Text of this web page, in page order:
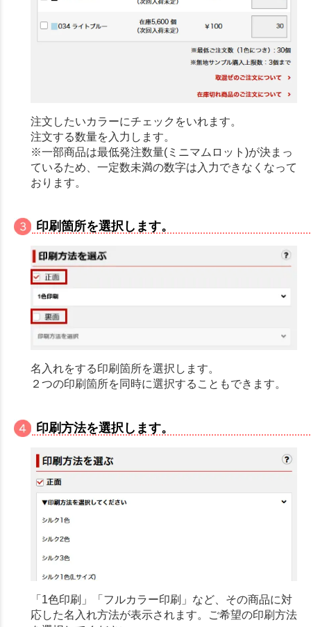
注文したいカラーにチェックをいれます。
注文する数量を入力します。
※一部商品は最低発注数量(ミニマムロット)が決まっ
ているため、一定数未満の数字は入力できなくなって
おります。
印刷箇所を選択します。
名入れをする印刷箇所を選択します。
２つの印刷箇所を同時に選択することもできます。
印刷方法を選択します。
「1色印刷」「フルカラー印刷」など、その商品に対
応した名入れ方法が表示されます。ご希望の印刷方法